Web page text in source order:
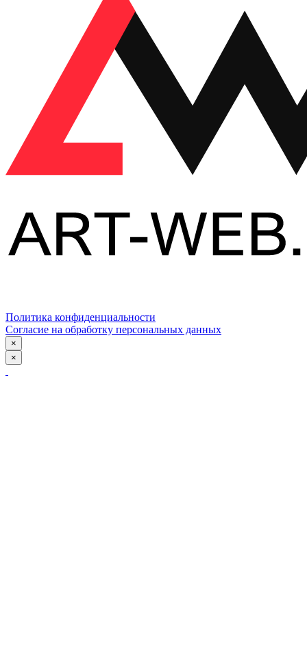
Политика конфиденциальности
Согласие на обработку персональных данных
×
×